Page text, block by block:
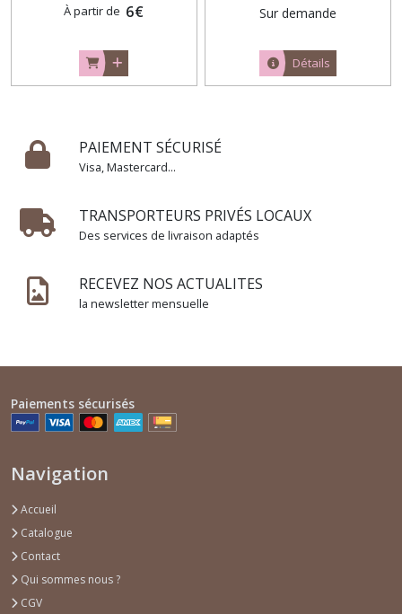
À partir de 6€ Sur demande
Détails
PAIEMENT SÉCURISÉ
Visa, Mastercard...
TRANSPORTEURS PRIVÉS LOCAUX
Des services de livraison adaptés
RECEVEZ NOS ACTUALITES
la newsletter mensuelle
Paiements sécurisés
Navigation
Accueil
Catalogue
Contact
Qui sommes nous ?
CGV